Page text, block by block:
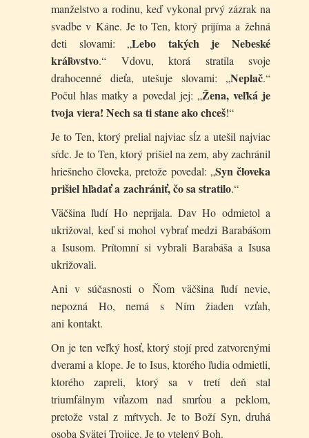
manželstvo a rodinu, keď vykonal prvý zázrak na
svadbe v Káne. Je to Ten, ktorý prijíma a žehná
deti slovami: „Lebo takých je Nebeské
kráľovstvo.“ Vdovu, ktorá stratila svoje
drahocenné dieťa, utešuje slovami: „Neplač.“
Počul hlas matky a povedal jej: „Žena, veľká je
tvoja viera! Nech sa ti stane ako chceš!“
Je to Ten, ktorý prelial najviac sĺz a utešil najviac
sŕdc. Je to Ten, ktorý prišiel na zem, aby zachránil
hriešneho človeka, pretože povedal: „Syn človeka
prišiel hľadať a zachrániť, čo sa stratilo.“
Väčšina ľudí Ho neprijala. Dav Ho odmietol a
ukrižoval, keď si mohol vybrať medzi Barabášom
a Isusom. Prítomní si vybrali Barabáša a Isusa
ukrižovali.
Ani v súčasnosti o Ňom väčšina ľudí nevie,
nepozná Ho, nemá s Ním žiaden vzťah,
ani kontakt.
On je ten veľký hosť, ktorý stojí pred zatvorenými
dverami a klope. Je to Isus, ktorého ľudia odmietli,
ktorého zapreli, ktorý sa v tretí deň stal
triumfálnym víťazom nad smrťou a peklom,
pretože vstal z mŕtvych. Je to Boží Syn, druhá
osoba Svätej Trojice. Je to vtelený Boh.